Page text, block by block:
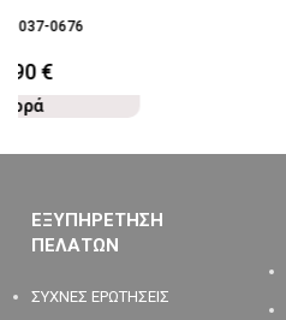
037-0676
€
ΕΞΥΠΗΡΕΤΗΣΗ
ΠΕΛΑΤΩΝ
ΣΥΧΝΕΣ ΕΡΩΤΗΣΕΙΣ